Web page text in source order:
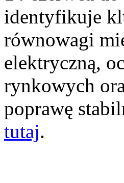
identyfikuje
równowagi
elektryczną,
rynkowych
poprawę
tutaj.